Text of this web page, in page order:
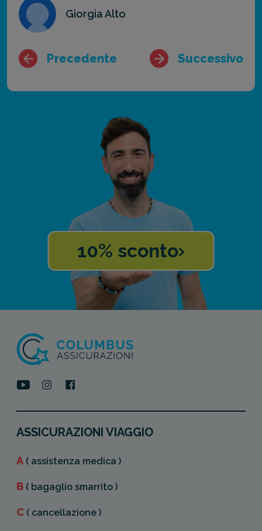
Giorgia Alto
Precedente Successivo
10% sconto
ASSICURAZIONI VIAGGIO
A ( assistenza medica )
B ( bagaglio smarrito )
C ( cancellazione )